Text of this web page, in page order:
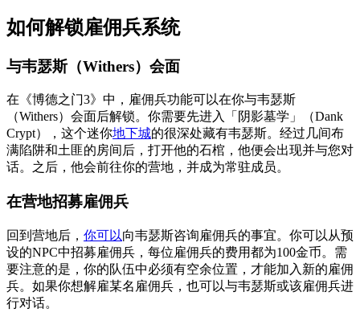
如何解锁雇佣兵系统
与韦瑟斯（Withers）会面
在《博德之门3》中，雇佣兵功能可以在你与韦瑟斯
（Withers）会面后解锁。你需要先进入「阴影墓学」（Dank
Crypt），这个迷你地下城的很深处藏有韦瑟斯。经过几间布
满陷阱和土匪的房间后，打开他的石棺，他便会出现并与您对
话。之后，他会前往你的营地，并成为常驻成员。
在营地招募雇佣兵
回到营地后， 你可以向韦瑟斯咨询雇佣兵的事宜。你可以从预
设的NPC中招募雇佣兵，每位雇佣兵的费用都为100金币。需
要注意的是，你的队伍中必须有空余位置，才能加入新的雇佣
兵。如果你想解雇某名雇佣兵，也可以与韦瑟斯或该雇佣兵进
行对话。